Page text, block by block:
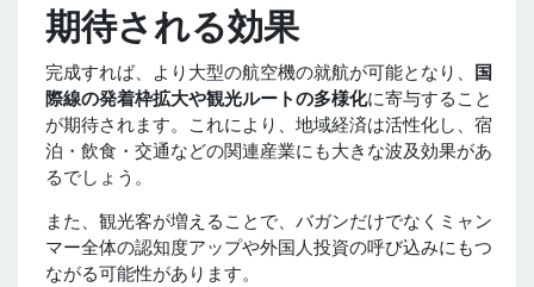
期待される効果
完成すれば、より大型の航空機の就航が可能となり、
国
際線の発着枠拡大や観光ルートの多様化に寄与すること
が期待されます。これにより、地域経済は活性化し、宿
泊・飲食・交通などの関連産業にも大きな波及効果があ
るでしょう。
また、観光客が増えることで、バガンだけでなくミャン
マー全体の認知度アップや外国人投資の呼び込みにもつ
ながる可能性があります。